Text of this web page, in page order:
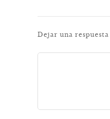
Dejar una respuesta